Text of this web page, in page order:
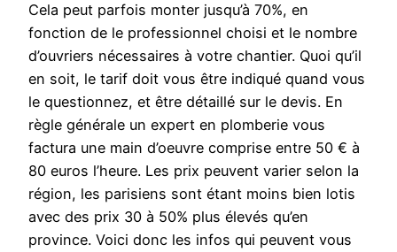
Cela peut parfois monter jusqu’à 70%, en
fonction de le professionnel choisi et le nombre
d’ouvriers nécessaires à votre chantier. Quoi qu’il
en soit, le tarif doit vous être indiqué quand vous
le questionnez, et être détaillé sur le devis. En
règle générale un expert en plomberie vous
factura une main d’oeuvre comprise entre 50 € à
80 euros l’heure. Les prix peuvent varier selon la
région, les parisiens sont étant moins bien lotis
avec des prix 30 à 50% plus élevés qu’en
province. Voici donc les infos qui peuvent vous